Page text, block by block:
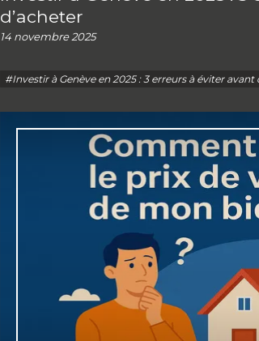
d’acheter
14 novembre 2025
#Investir à Genève en 2025 : 3 erreurs à éviter avant